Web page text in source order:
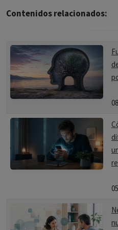
Contenidos relacionados: